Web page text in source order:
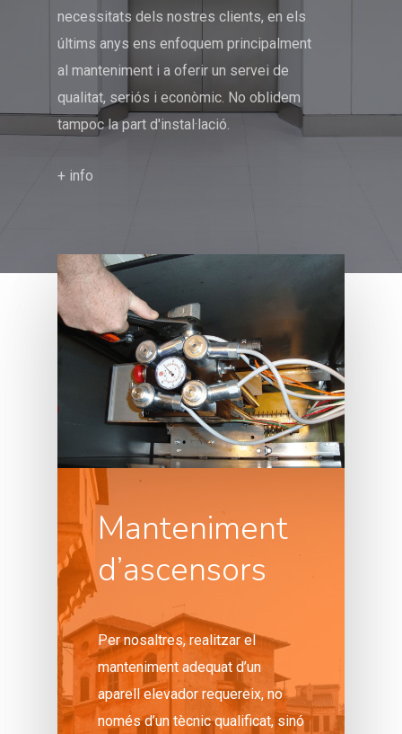
necessitats dels nostres clients, en els
últims anys ens enfoquem principalment
al manteniment i a oferir un servei de
qualitat, seriós i econòmic. No oblidem
tampoc la part d'instal·lació.
+ info
Manteniment
d’ascensors
Per nosaltres, realitzar el
manteniment adequat d’un
aparell elevador requereix, no
només d’un tècnic qualificat, sinó